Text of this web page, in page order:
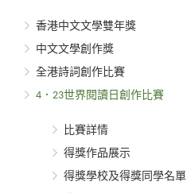
香港中文文學雙年獎
中文文學創作獎
全港詩詞創作比賽
4．23世界閱讀日創作比賽
比賽詳情
得獎作品展示
得獎學校及得獎同學名單